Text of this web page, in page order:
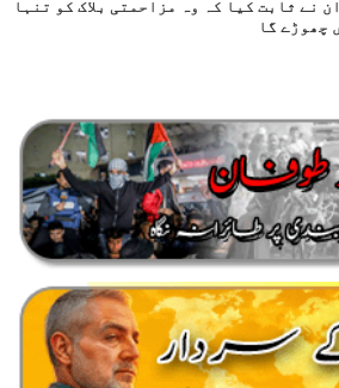
نے ثابت کیا کہ وہ مزاحمتی بلاک کو تنہا
چھوڑے گا